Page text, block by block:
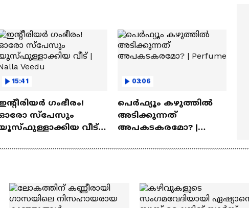
15:41
ഗംഭീരം!
സ്‌പേസും
വീട് |
03:06
പെർഫ്യൂം കഴുത്തിൽ
അടിക്കുന്നത്
അപകടകരമോ? |